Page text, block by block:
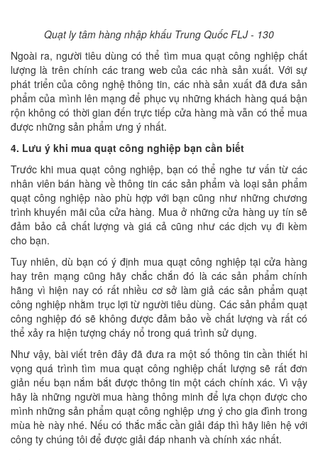
Quạt ly tâm hàng nhập khấu Trung Quốc FLJ - 130
Ngoài ra, người tiêu dùng có thể tìm mua quạt công nghiệp chất
lượng là trên chính các trang web của các nhà sản xuất. Với sự
phát triển của công nghệ thông tin, các nhà sản xuất đã đưa sản
phẩm của mình lên mạng để phục vụ những khách hàng quá bận
rộn không có thời gian đến trực tiếp cửa hàng mà vẫn có thể mua
được những sản phẩm ưng ý nhất.
4. Lưu ý khi mua quạt công nghiệp bạn cần biết
Trước khi mua quạt công nghiệp, bạn có thể nghe tư vấn từ các
nhân viên bán hàng về thông tin các sản phẩm và loại sản phẩm
quạt công nghiệp nào phù hợp với bạn cũng như những chương
trình khuyến mãi của cửa hàng. Mua ở những cửa hàng uy tín sẽ
đảm bảo cả chất lượng và giá cả cũng như các dịch vụ đi kèm
cho bạn.
Tuy nhiên, dù bạn có ý định mua quạt công nghiệp tại cửa hàng
hay trên mạng cũng hãy chắc chắn đó là các sản phẩm chính
hãng vì hiện nay có rất nhiều cơ sở làm giả các sản phẩm quạt
công nghiệp nhằm trục lợi từ người tiêu dùng. Các sản phẩm quạt
công nghiệp đó sẽ không được đảm bảo về chất lượng và rất có
thể xảy ra hiện tượng cháy nổ trong quá trình sử dụng.
Như vậy, bài viết trên đây đã đưa ra một số thông tin cần thiết hi
vọng quá trình tìm mua quạt công nghiệp chất lượng sẽ rất đơn
giản nếu bạn nắm bắt được thông tin một cách chính xác. Vì vậy
hãy là những người mua hàng thông minh để lựa chọn được cho
mình những sản phẩm quạt công nghiệp ưng ý cho gia đình trong
mùa hè này nhé. Nếu có thắc mắc cần giải đáp thì hãy liên hệ với
công ty chúng tôi để được giải đáp nhanh và chính xác nhất.